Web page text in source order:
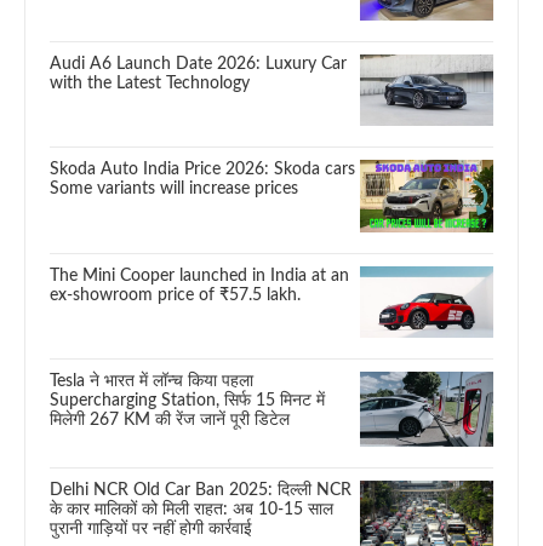
Audi A6 Launch Date 2026: Luxury Car
with the Latest Technology
Skoda Auto India Price 2026: Skoda cars
Some variants will increase prices
The Mini Cooper launched in India at an
ex-showroom price of ₹57.5 lakh.
Tesla ने भारत में लॉन्च किया पहला
Supercharging Station, सिर्फ 15 मिनट में
मिलेगी 267 KM की रेंज जानें पूरी डिटेल
Delhi NCR Old Car Ban 2025: दिल्ली NCR
के कार मालिकों को मिली राहत: अब 10-15 साल
पुरानी गाड़ियों पर नहीं होगी कार्रवाई